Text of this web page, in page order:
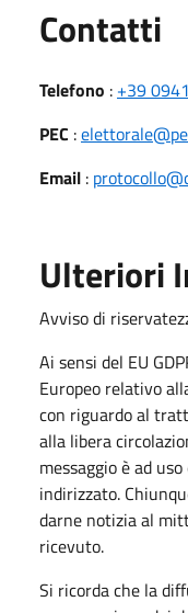
Contatti
Telefono : +39
PEC :
Email :
Ulteriori
Avviso di
Ai sensi del EU
Europeo relativo
con riguardo al
alla libera
messaggio è ad
indirizzato.
darne notizia al
ricevuto.
Si ricorda che la